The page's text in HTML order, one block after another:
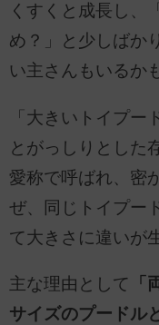
くすくと成長し、
め？」と少しばか
い主さんもいるか
「大きいトイプー
とがっしりとした
愛称で呼ばれ、密
ぜ、同じトイプー
て大きさに違いが
主な理由として 「
サイズのプードル